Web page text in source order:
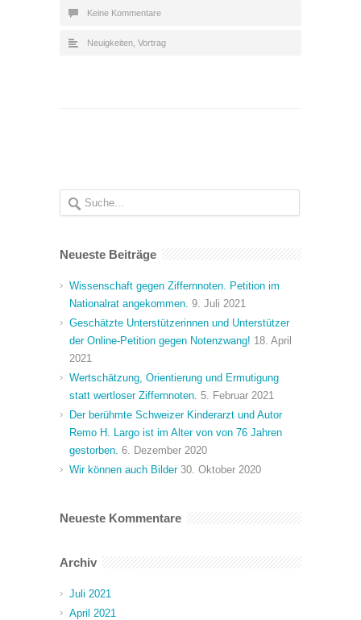
Keine Kommentare
Neuigkeiten Vortrag
Neueste Beiträge
Wissenschaft gegen Ziffernnoten. Petition im
Nationalrat angekommen. 9. Juli 2021
Geschätzte Unterstützerinnen und Unterstützer
der Online-Petition gegen Notenzwang! 18. April
2021
Wertschätzung, Orientierung und Ermutigung
statt wertloser Ziffernnoten. 5. Februar 2021
Der berühmte Schweizer Kinderarzt und Autor
Remo H. Largo ist im Alter von von 76 Jahren
gestorben. 6. Dezember 2020
Wir können auch Bilder 30. Oktober 2020
Neueste Kommentare
Archiv
Juli 2021
April 2021